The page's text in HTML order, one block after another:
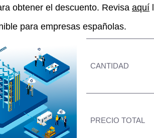
obtener el descuento. Revisa aquí
para empresas españolas.
CANTIDAD
PRECIO TOTAL